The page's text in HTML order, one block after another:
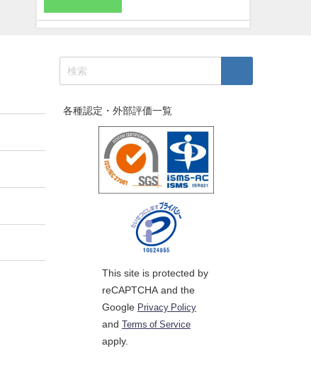
各種認定・外部評価一覧
This site is protected by
reCAPTCHA and the
Google Privacy Policy
and Terms of Service
apply.